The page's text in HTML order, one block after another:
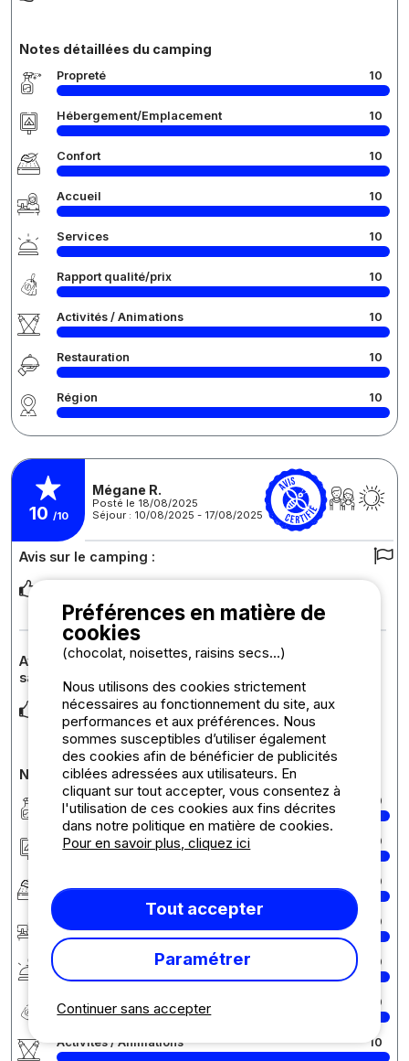
Notes détaillées du camping
Propreté 10
Hébergement/Emplacement 10
Confort 10
Accueil 10
Services 10
Rapport qualité/prix 10
Activités / Animations 10
Restauration 10
Région 10
10 /10
Mégane R.
Posté le 18/08/2025
Séjour : 10/08/2025 - 17/08/2025
Avis sur le camping :
de tout commerce et de la base de loisirs.
Avis sur l'hébergement : "Cocosweet" toilé (sans
sanitaires)
Première expérience en coco c’était extra ! Malgré la période
canicule et donc grosse chaleur dans ... Lire la suite
Notes détaillées du camping
Propreté 10
Hébergement/Emplacement 10
10
Accueil 10
10
Rapport qualité/prix 10
Activités / Animations 10
Continuer sans accepter
Préférences en matière de
cookies
(chocolat, noisettes, raisins secs...)
Nous utilisons des cookies strictement
nécessaires au fonctionnement du site, aux
performances et aux préférences. Nous
sommes susceptibles d’utiliser également
des cookies afin de bénéficier de publicités
ciblées adressées aux utilisateurs. En
cliquant sur tout accepter, vous consentez à
l'utilisation de ces cookies aux fins décrites
dans notre politique en matière de cookies.
Pour en savoir plus, cliquez ici
Tout accepter
Paramétrer